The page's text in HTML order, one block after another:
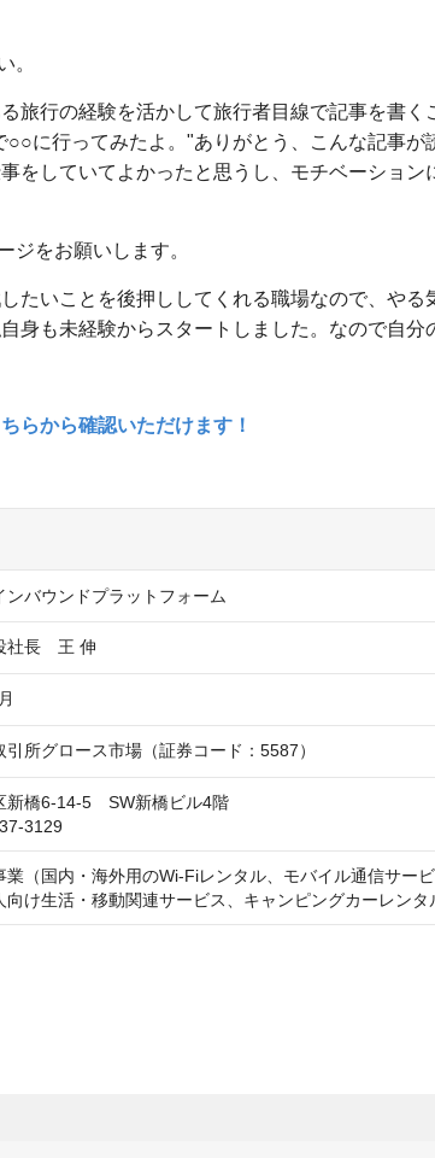
。
旅行の経験を活かして旅行者目線で記事を書く
に行ってみたよ。"ありがとう、こんな記事が
をしていてよかったと思うし、モチベーション
ジをお願いします。
たいことを後押ししてくれる職場なので、やる
身も未経験からスタートしました。なので自分
らから確認いただけます！
ンバウンドプラットフォーム
新橋6-14-5　SW新橋ビル4階
3129
業（国内・海外用のWi-Fiレンタル、モバイル通信サー
向け生活・移動関連サービス、キャンピングカーレンタ